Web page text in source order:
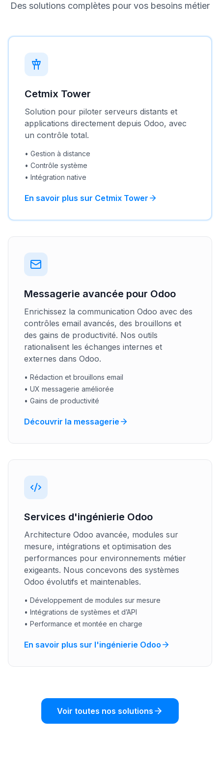
Des solutions complètes pour vos besoins métier
Cetmix Tower
Solution pour piloter serveurs distants et
applications directement depuis Odoo, avec
un contrôle total.
• Gestion à distance
• Contrôle système
• Intégration native
En savoir plus sur Cetmix Tower
Messagerie avancée pour Odoo
Enrichissez la communication Odoo avec des
contrôles email avancés, des brouillons et
des gains de productivité. Nos outils
rationalisent les échanges internes et
externes dans Odoo.
• Rédaction et brouillons email
• UX messagerie améliorée
• Gains de productivité
Découvrir la messagerie
Services d'ingénierie Odoo
Architecture Odoo avancée, modules sur
mesure, intégrations et optimisation des
performances pour environnements métier
exigeants. Nous concevons des systèmes
Odoo évolutifs et maintenables.
• Développement de modules sur mesure
• Intégrations de systèmes et d’API
• Performance et montée en charge
En savoir plus sur l'ingénierie Odoo
Voir toutes nos solutions